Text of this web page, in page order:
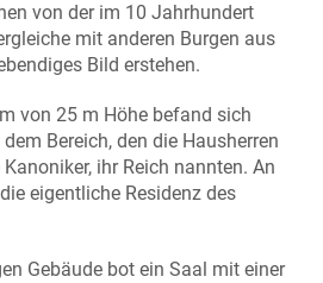
von der im 10 Jahrhundert
mit anderen Burgen aus
Bild erstehen.
von 25 m Höhe befand sich
Bereich, den die Hausherren
ihr Reich nannten. An
eigentliche Residenz des
Gebäude bot ein Saal mit einer